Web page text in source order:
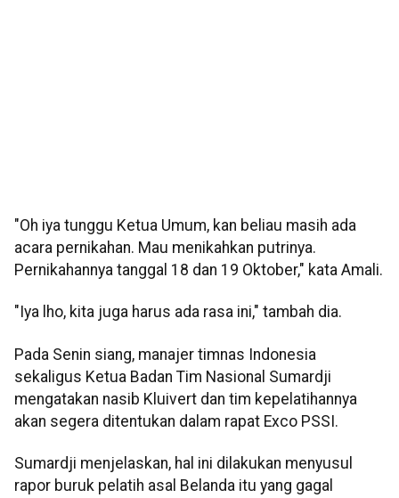
"Oh iya tunggu Ketua Umum, kan beliau masih ada
acara pernikahan. Mau menikahkan putrinya.
Pernikahannya tanggal 18 dan 19 Oktober," kata Amali.
"Iya lho, kita juga harus ada rasa ini," tambah dia.
Pada Senin siang, manajer timnas Indonesia
sekaligus Ketua Badan Tim Nasional Sumardji
mengatakan nasib Kluivert dan tim kepelatihannya
akan segera ditentukan dalam rapat Exco PSSI.
Sumardji menjelaskan, hal ini dilakukan menyusul
rapor buruk pelatih asal Belanda itu yang gagal